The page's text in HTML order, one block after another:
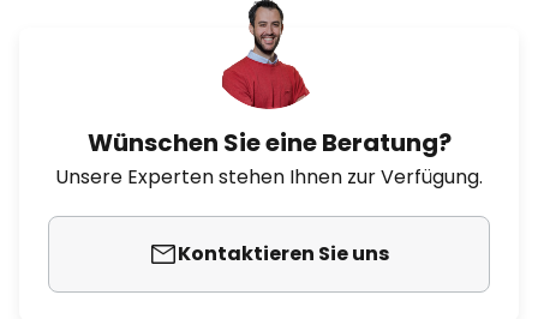
Wünschen Sie eine Beratung?
Unsere Experten stehen Ihnen zur Verfügung.
Kontaktieren Sie uns